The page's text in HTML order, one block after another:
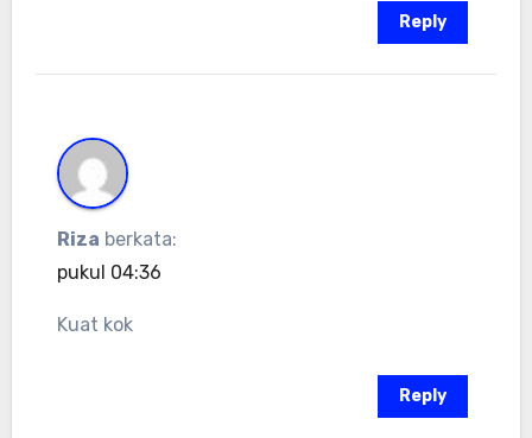
Reply
Riza berkata:
pukul 04:36
Kuat kok
Reply